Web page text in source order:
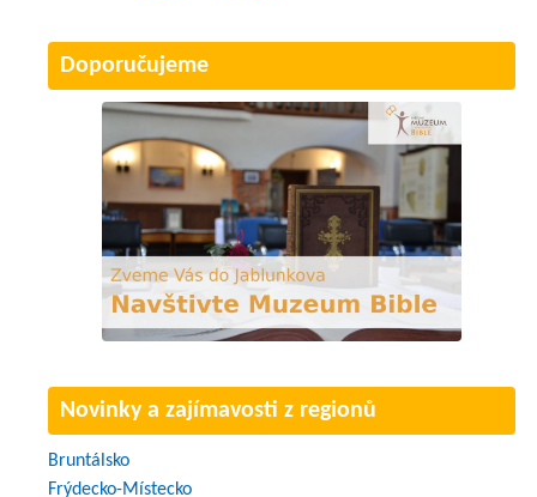
Doporučujeme
Novinky a zajímavosti z regionů
Bruntálsko
Frýdecko-Místecko